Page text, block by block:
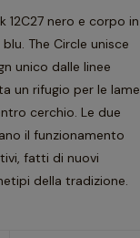
12C27 nero e corpo in
The Circle unisce
unico dalle linee
un rifugio per le lame
cerchio. Le due
il funzionamento
fatti di nuovi
della tradizione.